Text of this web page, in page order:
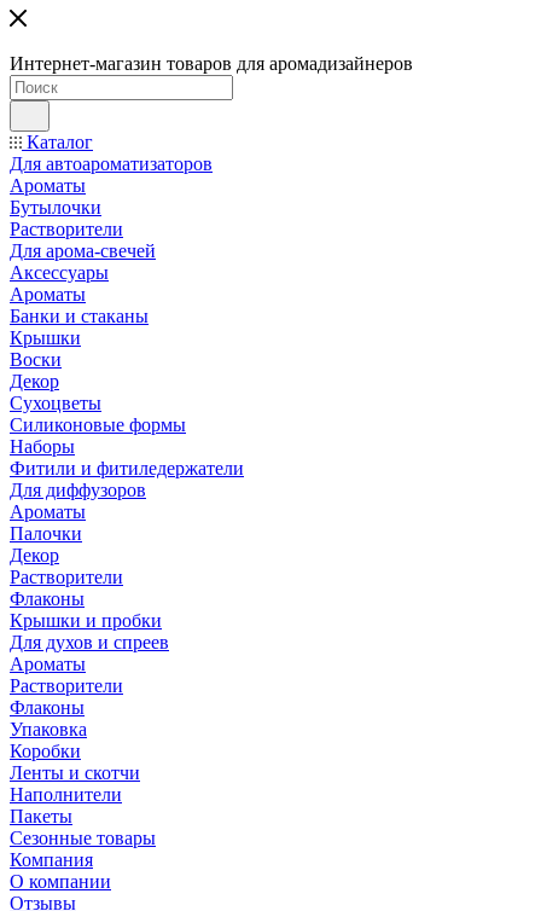
Интернет-магазин товаров для аромадизайнеров
Каталог
Для автоароматизаторов
Ароматы
Бутылочки
Растворители
Для арома-свечей
Аксессуары
Ароматы
Банки и стаканы
Крышки
Воски
Декор
Сухоцветы
Силиконовые формы
Наборы
Фитили и фитиледержатели
Для диффузоров
Ароматы
Палочки
Декор
Растворители
Флаконы
Крышки и пробки
Для духов и спреев
Ароматы
Растворители
Флаконы
Упаковка
Коробки
Ленты и скотчи
Наполнители
Пакеты
Сезонные товары
Компания
О компании
Отзывы